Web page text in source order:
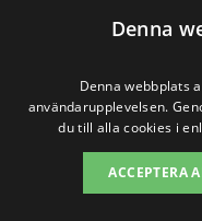
Denna
Denna webbplats
användarupplevelsen.
du till alla cookies i
ACCEPTERA